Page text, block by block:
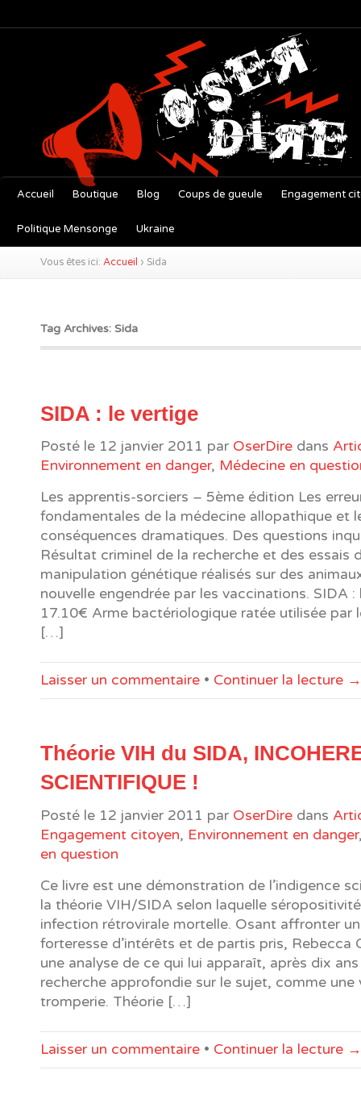
Accueil Boutique Blog Coups de gueule Engagement
Politique Mensonge Ukraine
Vous êtes ici: Accueil › Sida
Tag Archives: Sida
SIDA : le vertige
Posté le 12 janvier 2011 par OserDire dans
Environnement en danger, Médecine en
Les apprentis-sorciers – 5ème édition Les
fondamentales de la médecine allopathique et
conséquences dramatiques. Des questions
Résultat criminel de la recherche et des essais
manipulation génétique réalisés sur des
nouvelle engendrée par les vaccinations. SIDA :
17.10€ Arme bactériologique ratée utilisée par
[…]
Laisser un commentaire • Continuer la lecture →
Théorie VIH du SIDA,
SCIENTIFIQUE !
Posté le 12 janvier 2011 par OserDire dans
Engagement citoyen, Environnement en danger
en question
Ce livre est une démonstration de l’indigence
la théorie VIH/SIDA selon laquelle
infection rétrovirale mortelle. Osant affronter
forteresse d’intérêts et de partis pris, Rebecca
une analyse de ce qui lui apparaît, après dix
recherche approfondie sur le sujet, comme une
tromperie. Théorie […]
Laisser un commentaire • Continuer la lecture →